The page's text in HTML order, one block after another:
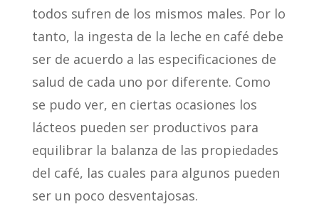
todos sufren de los mismos males. Por lo
tanto, la ingesta de la leche en café debe
ser de acuerdo a las especificaciones de
salud de cada uno por diferente. Como
se pudo ver, en ciertas ocasiones los
lácteos pueden ser productivos para
equilibrar la balanza de las propiedades
del café, las cuales para algunos pueden
ser un poco desventajosas.